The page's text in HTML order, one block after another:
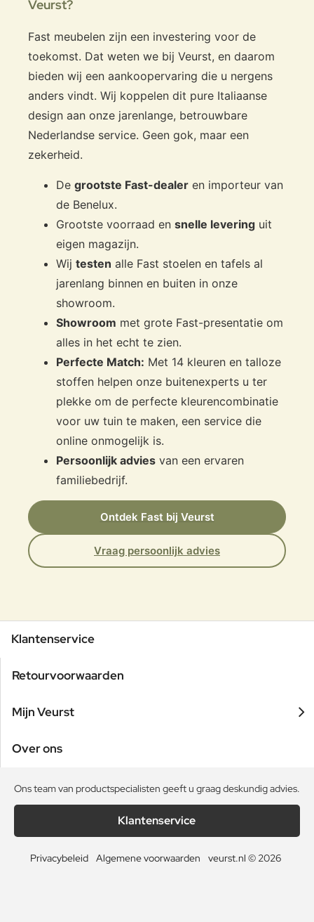
Veurst?
Fast meubelen zijn een investering voor de
toekomst. Dat weten we bij Veurst, en daarom
bieden wij een aankoopervaring die u nergens
anders vindt. Wij koppelen dit pure Italiaanse
design aan onze jarenlange, betrouwbare
Nederlandse service. Geen gok, maar een
zekerheid.
De grootste Fast-dealer en importeur van
de Benelux.
Grootste voorraad en snelle levering uit
eigen magazijn.
Wij testen alle Fast stoelen en tafels al
jarenlang binnen en buiten in onze
showroom.
Showroom met grote Fast-presentatie om
alles in het echt te zien.
Perfecte Match: Met 14 kleuren en talloze
stoffen helpen onze buitenexperts u ter
plekke om de perfecte kleurencombinatie
voor uw tuin te maken, een service die
online onmogelijk is.
Persoonlijk advies van een ervaren
familiebedrijf.
Ontdek Fast bij Veurst
Vraag persoonlijk advies
Klantenservice
Retourvoorwaarden
Mijn Veurst
Over ons
Ons team van productspecialisten geeft u graag deskundig advies.
Klantenservice
Privacybeleid Algemene voorwaarden veurst.nl © 2026